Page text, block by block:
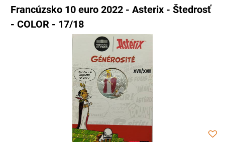
Francúzsko 10 euro 2022 - Asterix - Štedrosť
- COLOR - 17/18